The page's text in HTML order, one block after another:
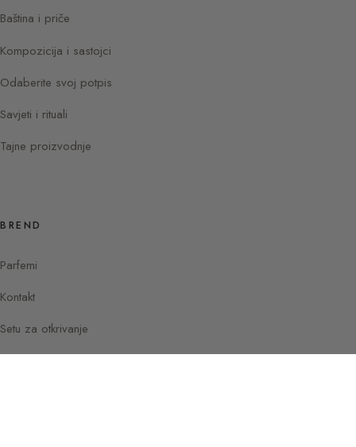
Baština i priče
Kompozicija i sastojci
Odaberite svoj potpis
Savjeti i rituali
Tajne proizvodnje
BREND
Parfemi
Kontakt
Setu za otkrivanje